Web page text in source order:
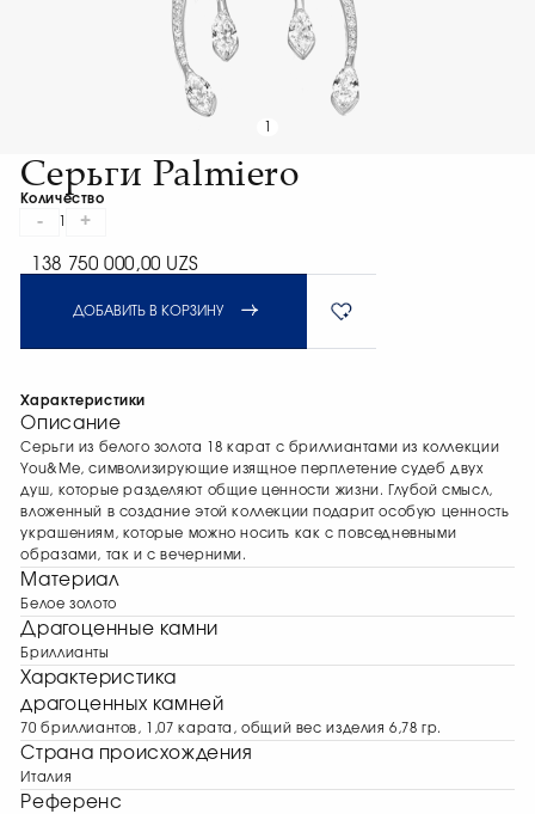
Серьги Palmiero
Количество
- +
138 750 000,00 UZS
ДОБАВИТЬ В КОРЗИНУ
Характеристики
Описание
Серьги из белого золота 18 карат с бриллиантами из коллекции
You&Me, символизирующие изящное перплетение судеб двух
душ, которые разделяют общие ценности жизни. Глубой смысл,
вложенный в создание этой коллекции подарит особую ценность
украшениям, которые можно носить как с повседневными
образами, так и с вечерними.
Материал
Белое золото
Драгоценные камни
Бриллианты
Характеристика
драгоценных камней
70 бриллиантов, 1,07 карата, общий вес изделия 6,78 гр.
Страна происхождения
Италия
Референс